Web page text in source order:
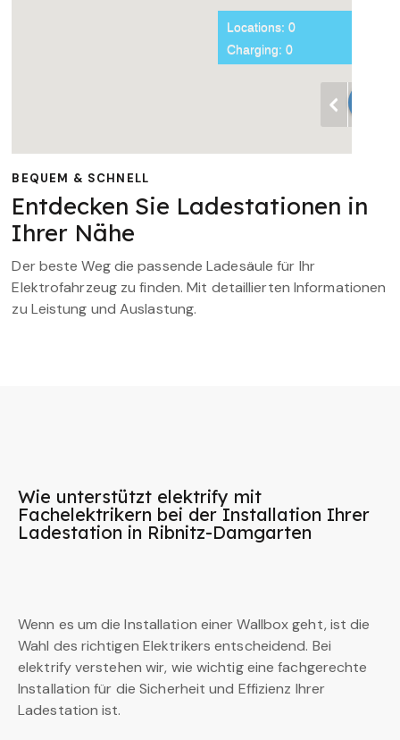
BEQUEM & SCHNELL
Entdecken Sie Ladestationen in
Ihrer Nähe
Der beste Weg die passende Ladesäule für Ihr
Elektrofahrzeug zu finden. Mit detaillierten Informationen
zu Leistung und Auslastung.
Wie unterstützt elektrify mit
Fachelektrikern bei der Installation Ihrer
Ladestation in Ribnitz-Damgarten
Wenn es um die Installation einer Wallbox geht, ist die
Wahl des richtigen Elektrikers entscheidend. Bei
elektrify verstehen wir, wie wichtig eine fachgerechte
Installation für die Sicherheit und Effizienz Ihrer
Ladestation ist.